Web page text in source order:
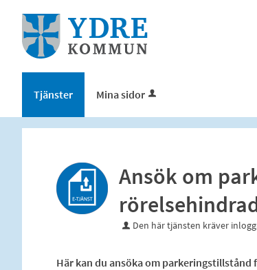
kommun
Tjänster Mina sidor
Ansök om
Den här tjänsten kräver
Här kan du ansöka om